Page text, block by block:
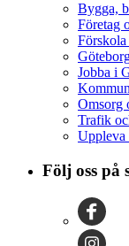
Bygga,
Företag
Jobba i
Omsorg
Trafik
Uppleva
Följ oss på